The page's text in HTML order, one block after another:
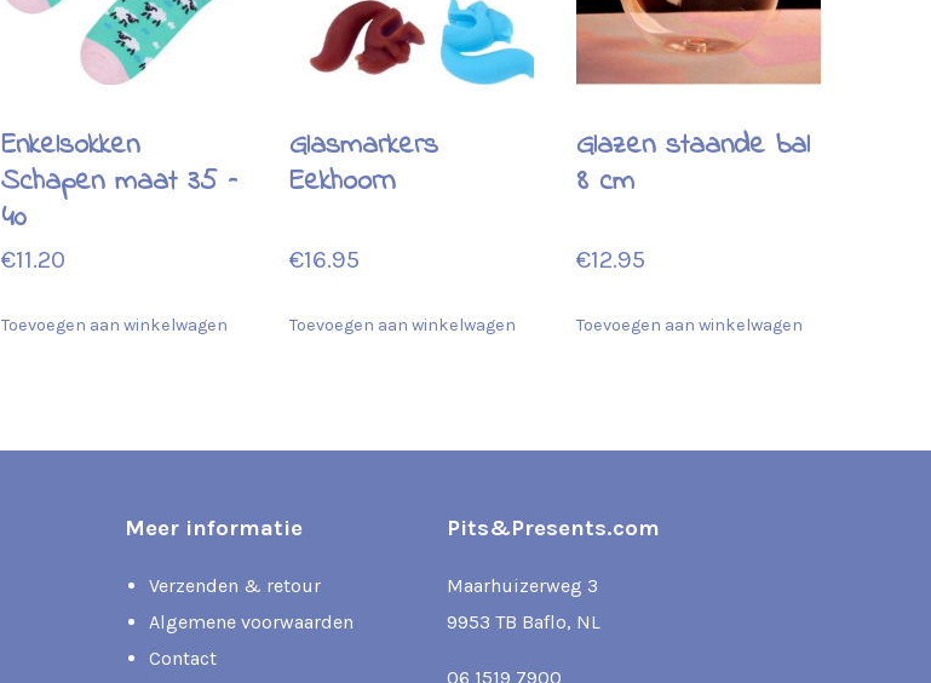
Enkelsokken
Schapen maat 35 –
40
€11.20
Toevoegen aan winkelwagen
Glasmarkers
Eekhoorn
€16.95
Toevoegen aan winkelwagen
Glazen staande bal
8 cm
€12.95
Toevoegen aan winkelwagen
Meer informatie
Verzenden & retour
Algemene voorwaarden
Contact
Pits&Presents.com
Maarhuizerweg 3
9953 TB Baflo, NL
06 1519 7900